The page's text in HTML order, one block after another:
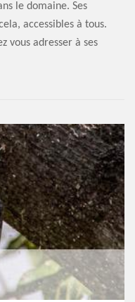
le domaine. Ses
accessibles à tous.
vous adresser à ses